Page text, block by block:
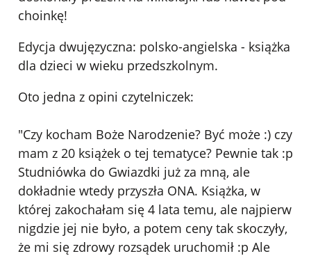
choinkę!
Edycja dwujęzyczna: polsko-angielska - książka
dla dzieci w wieku przedszkolnym.
Oto jedna z opini czytelniczek:
"Czy kocham Boże Narodzenie? Być może :) czy
mam z 20 książek o tej tematyce? Pewnie tak :p
Studniówka do Gwiazdki już za mną, ale
dokładnie wtedy przyszła ONA. Książka, w
której zakochałam się 4 lata temu, ale najpierw
nigdzie jej nie było, a potem ceny tak skoczyły,
że mi się zdrowy rozsądek uruchomił :p Ale